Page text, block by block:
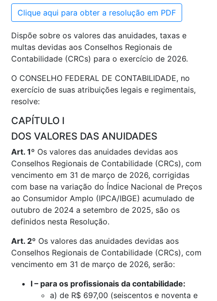
Clique aqui para obter a resolução em PDF
Dispõe sobre os valores das anuidades, taxas e
multas devidas aos Conselhos Regionais de
Contabilidade (CRCs) para o exercício de 2026.
O CONSELHO FEDERAL DE CONTABILIDADE, no
exercício de suas atribuições legais e regimentais,
resolve:
CAPÍTULO I
DOS VALORES DAS ANUIDADES
Art. 1º Os valores das anuidades devidas aos
Conselhos Regionais de Contabilidade (CRCs), com
vencimento em 31 de março de 2026, corrigidas
com base na variação do Índice Nacional de Preços
ao Consumidor Amplo (IPCA/IBGE) acumulado de
outubro de 2024 a setembro de 2025, são os
definidos nesta Resolução.
Art. 2º Os valores das anuidades devidas aos
Conselhos Regionais de Contabilidade (CRCs), com
vencimento em 31 de março de 2026, serão:
I – para os profissionais da contabilidade:
a) de R$ 697,00 (seiscentos e noventa e